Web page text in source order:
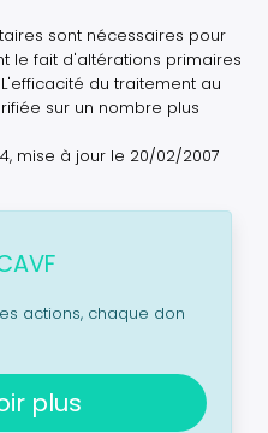
sont nécessaires pour
le fait d'altérations primaires
du traitement au
sur un nombre plus
mise à jour le 20/02/2007
actions, chaque don
plus